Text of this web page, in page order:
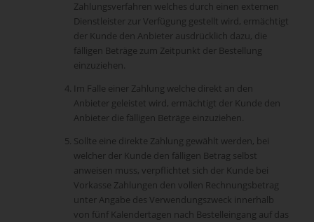
Zahlungsverfahren welches durch einen externen
Dienstleister zur Verfügung gestellt wird, ermächtigt
der Kunde den Anbieter ausdrücklich dazu, die
fälligen Beträge zum Zeitpunkt der Bestellung
einzuziehen.
Im Falle einer Zahlung welche direkt an den
Anbieter geleistet wird, ermächtigt der Kunde den
Anbieter die fälligen Beträge einzuziehen.
Sollte eine direkte Zahlung gewählt werden, bei
welcher der Kunde den fälligen Betrag selbst
anweisen muss, verpflichtet sich der Kunde bei
Vorkasse Zahlungen den vollen Rechnungsbetrag
unter Angabe des Verwendungszweck innerhalb
von fünf Kalendertagen nach Bestelleingang auf das